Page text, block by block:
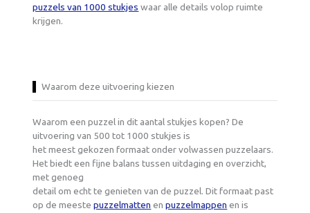
puzzels van 1000 stukjes waar alle details volop ruimte
krijgen.
Waarom deze uitvoering kiezen
Waarom een puzzel in dit aantal stukjes kopen? De
uitvoering van 500 tot 1000 stukjes is
het meest gekozen formaat onder volwassen puzzelaars.
Het biedt een fijne balans tussen uitdaging en overzicht,
met genoeg
detail om echt te genieten van de puzzel. Dit formaat past
op de meestepuzzelmatten enpuzzelmappen en is